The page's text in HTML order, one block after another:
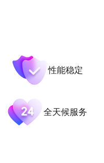
性能稳定
全天候服务